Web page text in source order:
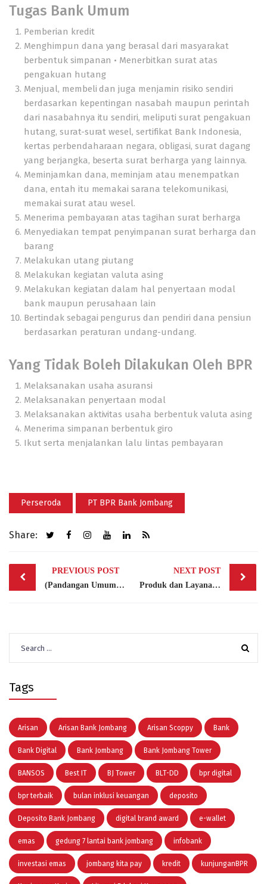
Tugas Bank Umum
Pemberian kredit
Menghimpun dana yang berasal dari masyarakat
berbentuk simpanan • Menerbitkan surat atas
pengakuan hutang
Menjual, membeli dan juga menjamin risiko sendiri
berdasarkan kepentingan nasabah maupun perintah
dari nasabahnya itu sendiri, meliputi surat pengakuan
hutang, surat-surat wesel, sertifikat Bank Indonesia,
kertas perbendaharaan negara, obligasi, surat dagang
yang berjangka, beserta surat berharga yang lainnya.
Meminjamkan dana, meminjam atau menempatkan
dana, entah itu memakai sarana telekomunikasi,
memakai surat atau wesel.
Menerima pembayaran atas tagihan surat berharga
Menyediakan tempat penyimpanan surat berharga dan
barang
Melakukan utang piutang
Melakukan kegiatan valuta asing
Melakukan kegiatan dalam hal penyertaan modal
bank maupun perusahaan lain
Bertindak sebagai pengurus dan pendiri dana pensiun
berdasarkan peraturan undang-undang.
Yang Tidak Boleh Dilakukan Oleh BPR
Melaksanakan usaha asuransi
Melaksanakan penyertaan modal
Melaksanakan aktivitas usaha berbentuk valuta asing
Menerima simpanan berbentuk giro
Ikut serta menjalankan lalu lintas pembayaran
Perseroda PT BPR Bank Jombang
Share:
Post
navigation
PREVIOUS POST
(Pandangan Umum Mengenai) Apa Itu Bank BPR?
NEXT POST
Produk dan Layanan Yang Diberikan Oleh BPR
for:
Tags
Arisan Arisan Bank Jombang Arisan Scoppy Bank
Bank Digital Bank Jombang Bank Jombang Tower
BANSOS Best IT BJ Tower BLT-DD bpr digital
bpr terbaik bulan inklusi keuangan deposito
Deposito Bank Jombang digital brand award e-wallet
emas gedung 7 lantai bank jombang infobank
investasi emas jombang kita pay kredit kunjunganBPR